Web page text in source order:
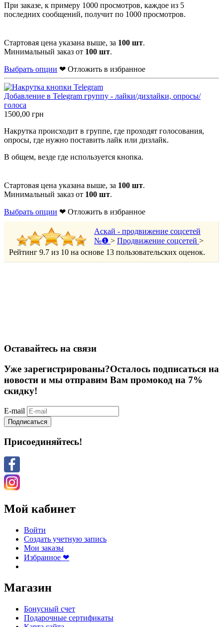
При заказе, к примеру 1000 просмотров, каждое из 5
последних сообщений, получит по 1000 просмотров.
Стартовая цена указана выше, за 100 шт.
Минимальный заказ от 100 шт.
Выбрать опции ❤ Отложить в избранное
Добавление в Telegram группу - лайки/дизлайки, опросы/
голоса
1500,00 грн
Накрутка происходит в группе, где проходят голосования,
опросы, где нужно поставить лайк или дизлайк.
В общем, везде где используется кнопка.
Стартовая цена указана выше, за 100 шт.
Минимальный заказ от 100 шт.
Выбрать опции ❤ Отложить в избранное
Аскай - продвижение соцсетей
№❶ > Продвижение соцсетей >
Рейтинг 9.7 из 10 на основе 13 пользовательских оценок.
Оставайтесь на связи
Уже зарегистрированы?Осталось подписаться на
новости и мы отправим Вам промокод на 7%
скидку!
E-mail
Подписаться
Присоединяйтесь!
Мой кабинет
Войти
Создать учетную запись
Мои заказы
Избранное ❤
Магазин
Бонусный счет
Подарочные сертификаты